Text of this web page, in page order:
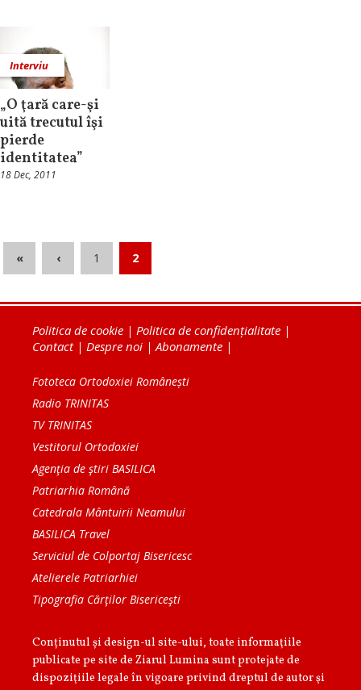
Interviu
„O ţară care-şi
uită trecutul îşi
pierde
identitatea”
18 Dec, 2011
« ‹ 1 2
Politica de cookie | Politica de confidențialitate |
Contact| Despre noi | Abonamente |
Fototeca Ortodoxiei Românești
Radio TRINITAS
TV TRINITAS
Vestitorul Ortodoxiei
Agenţia de ştiri BASILICA
Patriarhia Română
Catedrala Mântuirii Neamului
BASILICA Travel
Serviciul de Colportaj Bisericesc
Atelierele Patriarhiei
Tipografia Cărţilor Bisericeşti
Conținutul și design-ul site-ului, toate informaţiile
publicate pe site de Ziarul Lumina sunt protejate de
dispoziţiile legale în vigoare privind dreptul de autor şi